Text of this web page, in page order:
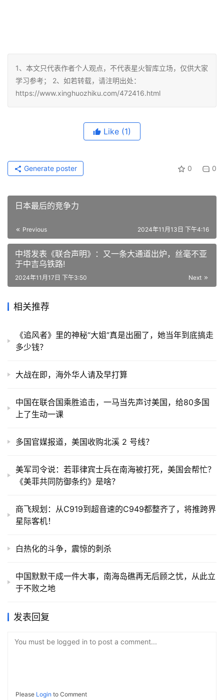
1、本文只代表作者个人观点，不代表星火智库立场，仅供大家
学习参考； 2、如若转载，请注明出处：
https://www.xinghuozhiku.com/472416.html
Like (1)
0 0
Generate poster
日本最后的竞争力
Previous 2024年11月13日 下午4:16
中塔发表《联合声明》：又一条大通道出炉，丝毫不亚
于中吉乌铁路!
Next
2024年11月17日 下午3:50
相关推荐
《追风者》里的神秘“大姐”真是出圈了，她当年到底搞走
多少钱？
大战在即，海外华人请及早打算
中国在联合国乘胜追击，一马当先声讨美国，给80多国
上了生动一课
多国官媒报道，美国收购北溪 2 号线？
美军司令说：若菲律宾士兵在南海被打死，美国会帮忙？
《美菲共同防御条约》是啥？
商飞规划：从C919到超音速的C949都整齐了，将推跨界
星际客机！
白热化的斗争，震惊的刺杀
中国默默干成一件大事，南海岛礁再无后顾之忧，从此立
于不败之地
发表回复
You must be logged in to post a comment...
Please Login to Comment